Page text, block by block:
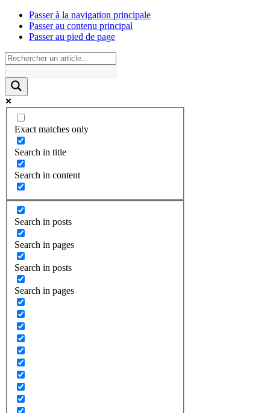
Passer à la navigation principale
Passer au contenu principal
Passer au pied de page
Exact matches only
Search in title
Search in content
Search in posts
Search in pages
Search in posts
Search in pages